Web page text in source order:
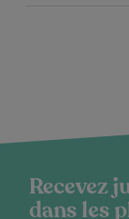
Recevez
dans les